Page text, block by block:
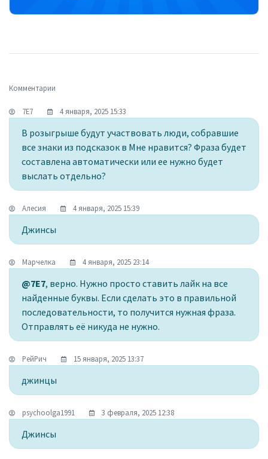
Комментарии
7Е7 4 января, 2025 15:33
В розыгрыше будут участвовать люди, собравшие
все знаки из подсказок в Мне нравится? Фраза будет
составлена автоматически или ее нужно будет
выслать отдельно?
Алесия 4 января, 2025 15:39
Джинсы
Марчелка 4 января, 2025 23:14
@7Е7, верно. Нужно просто ставить лайк на все
найденные буквы. Если сделать это в правильной
последовательности, то получится нужная фраза.
Отправлять её никуда не нужно.
РейРич 15 января, 2025 13:37
джинцы
psychoolga1991 3 февраля, 2025 12:38
Джинсы